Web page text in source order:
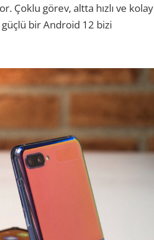
Çoklu görev, altta hızlı ve kolay
bir Android 12 bizi